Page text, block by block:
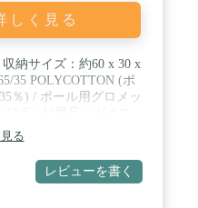
】専用のキャリーバッ
乗るほどのコンパクト
しく見る
納サイズ：約60 x 30 x
35 POLYCOTTON (ポ
％) / ポール用グロメッ
ル・ペグは含まれませ
る
レビューを書く